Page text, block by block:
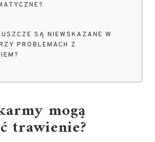
SĄ NIEWSKAZANE W
PROBLEMACH Z
mogą
trawienie?